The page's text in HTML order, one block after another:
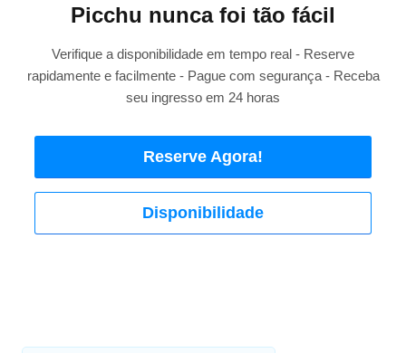
Picchu nunca foi tão fácil
Verifique a disponibilidade em tempo real - Reserve
rapidamente e facilmente - Pague com segurança - Receba
seu ingresso em 24 horas
Reserve Agora!
Disponibilidade